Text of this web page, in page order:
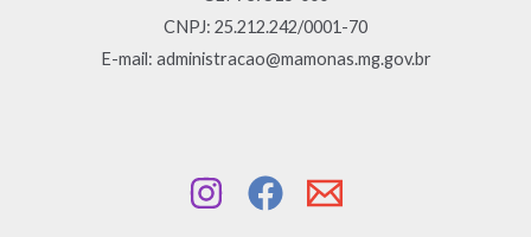
CNPJ: 25.212.242/0001-70
E-mail: administracao@mamonas.mg.gov.br